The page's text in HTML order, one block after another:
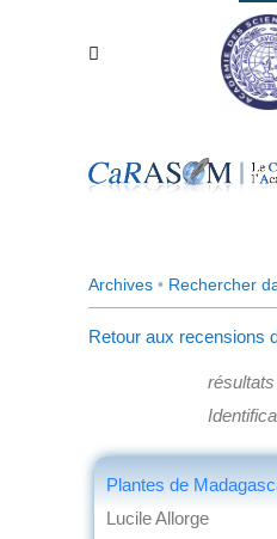
Archives • Rechercher
Retour aux recensions
Plantes de
Lucile Allorge